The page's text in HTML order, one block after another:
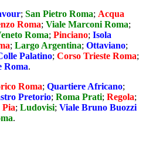
; San Pietro Roma; Acqua
Roma; Viale Marconi Roma;
Roma; Pinciano; Isola
; Largo Argentina; Ottaviano;
Palatino; Corso Trieste Roma;
Roma.
Roma; Quartiere Africano;
Pretorio; Roma Prati; Regola;
; Ludovisi; Viale Bruno Buozzi
.